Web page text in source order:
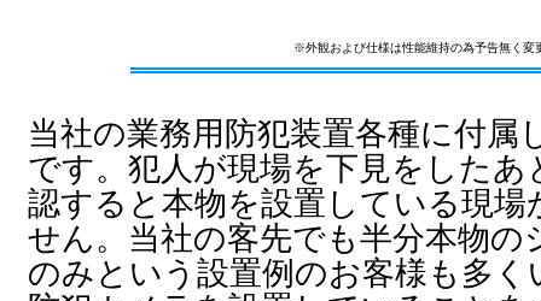
※外観および仕様は性能維持の為予告無く変
当社の業務用防犯装置各種に付
です。犯人が現場を下見をしたあ
認すると本物を設置している現
せん。当社の客先でも半分本物
のみという設置例のお客様も多